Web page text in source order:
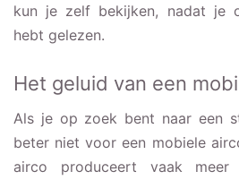
kun je zelf bekijken, nadat je
hebt gelezen.
Het geluid van een
Als je op zoek bent naar een
beter niet voor een mobiele
airco produceert vaak meer